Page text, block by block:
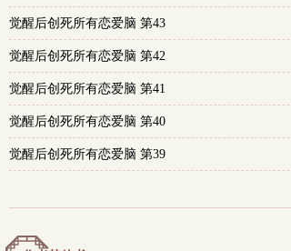
觉醒后创死所有恋爱脑 第43
觉醒后创死所有恋爱脑 第42
觉醒后创死所有恋爱脑 第41
觉醒后创死所有恋爱脑 第40
觉醒后创死所有恋爱脑 第39